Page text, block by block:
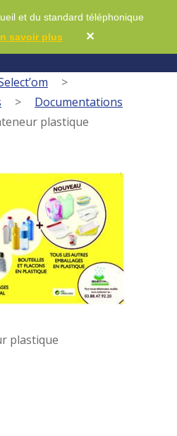
et du standard téléphonique
savoir plus ✕
>
>
Documentations
plastique
plastique